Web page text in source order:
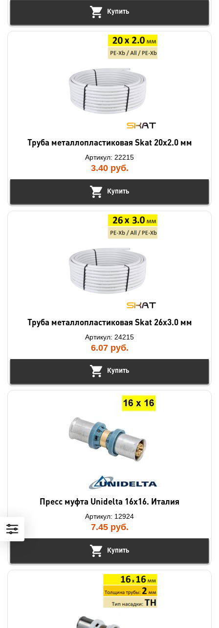
Купить
Труба металлопластиковая Skat 20х2.0 мм
Артикул: 22215
3.40 руб.
Купить
Труба металлопластиковая Skat 26х3.0 мм
Артикул: 24215
6.07 руб.
Купить
Пресс муфта Unidelta 16x16. Италия
Артикул: 12924
7.45 руб.
Купить